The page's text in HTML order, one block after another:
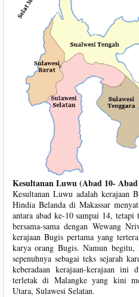
Kesultanan Luwu (Abad 10-
Kesultanan Luwu adalah kerajaan
Hindia Belanda di Makassar
antara abad ke-10 sampai 14,
bersama-sama dengan Wewang
kerajaan Bugis pertama yang
karya orang Bugis. Namun
sepenuhnya sebagai teks sejarah
keberadaan kerajaan-kerajaan ini
terletak di Malangke yang kini
Utara, Sulawesi Selatan.